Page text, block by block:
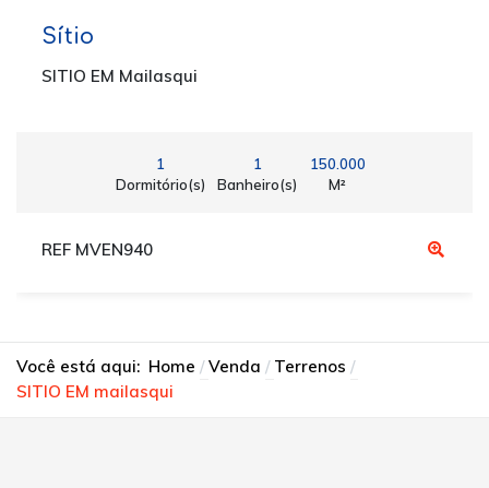
Sítio
SITIO EM Mailasqui
1
Dormitório(s)
1
Banheiro(s)
150.000
M²
REF MVEN940
Você está aqui: Home Venda
Terrenos
SITIO EM mailasqui